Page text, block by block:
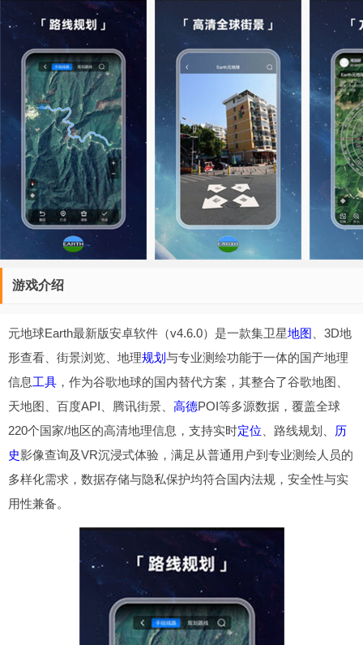
游戏介绍
元地球Earth最新版安卓软件（v4.6.0）是一款集卫星地图 、3D地
形查看、街景浏览、地理规划与专业测绘功能于一体的国产地理
信息工具 ，作为谷歌地球的国内替代方案，其整合了谷歌地图、
天地图、百度API、腾讯街景、 高德POI等多源数据，覆盖全球
220个国家/地区的高清地理信息，支持实时定位 、路线规划、
历
史影像查询及VR沉浸式体验，满足从普通用户到专业测绘人员的
多样化需求，数据存储与隐私保护均符合国内法规，安全性与实
用性兼备。